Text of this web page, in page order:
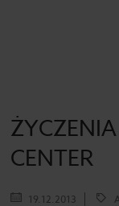
CENTER
19.12.2013